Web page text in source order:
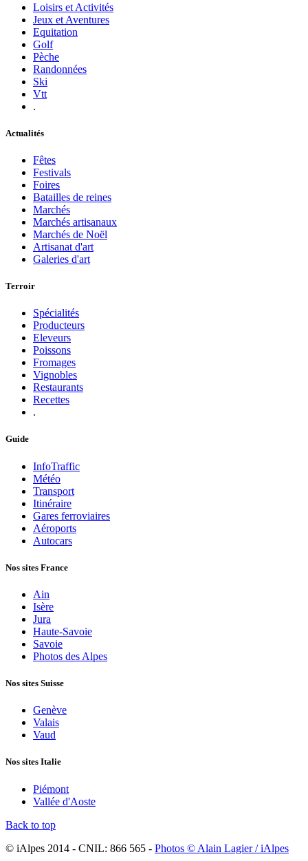
Loisirs et Activités
Jeux et Aventures
Equitation
Golf
Pèche
Randonnées
Ski
Vtt
.
Actualités
Fêtes
Festivals
Foires
Batailles de reines
Marchés
Marchés artisanaux
Marchés de Noël
Artisanat d'art
Galeries d'art
Terroir
Spécialités
Producteurs
Eleveurs
Poissons
Fromages
Vignobles
Restaurants
Recettes
.
Guide
InfoTraffic
Météo
Transport
Itinéraire
Gares ferroviaires
Aéroports
Autocars
Nos sites France
Ain
Isère
Jura
Haute-Savoie
Savoie
Photos des Alpes
Nos sites Suisse
Genève
Valais
Vaud
Nos sites Italie
Piémont
Vallée d'Aoste
Back to top
© iAlpes 2014 - CNIL: 866 565 - Photos © Alain Lagier / iAlpes